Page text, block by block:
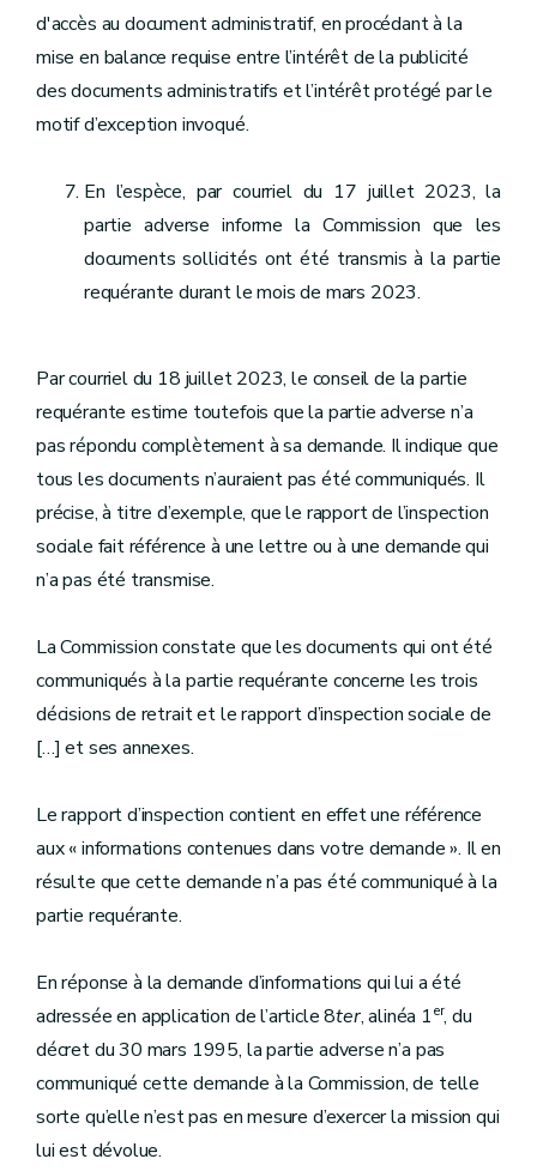
d'accès au document administratif, en procédant à la
mise en balance requise entre l’intérêt de la publicité
des documents administratifs et l’intérêt protégé par le
motif d’exception invoqué.
En l’espèce, par courriel du 17 juillet 2023, la
partie adverse informe la Commission que les
documents sollicités ont été transmis à la partie
requérante durant le mois de mars 2023.
Par courriel du 18 juillet 2023, le conseil de la partie
requérante estime toutefois que la partie adverse n’a
pas répondu complètement à sa demande. Il indique que
tous les documents n’auraient pas été communiqués. Il
précise, à titre d’exemple, que le rapport de l’inspection
sociale fait référence à une lettre ou à une demande qui
n’a pas été transmise.
La Commission constate que les documents qui ont été
communiqués à la partie requérante concerne les trois
décisions de retrait et le rapport d’inspection sociale de
[…] et ses annexes.
Le rapport d’inspection contient en effet une référence
aux « informations contenues dans votre demande ». Il en
résulte que cette demande n’a pas été communiqué à la
partie requérante.
En réponse à la demande d’informations qui lui a été
adressée en application de l’article 8ter, alinéa 1er, du
décret du 30 mars 1995, la partie adverse n’a pas
communiqué cette demande à la Commission, de telle
sorte qu’elle n’est pas en mesure d’exercer la mission qui
lui est dévolue.